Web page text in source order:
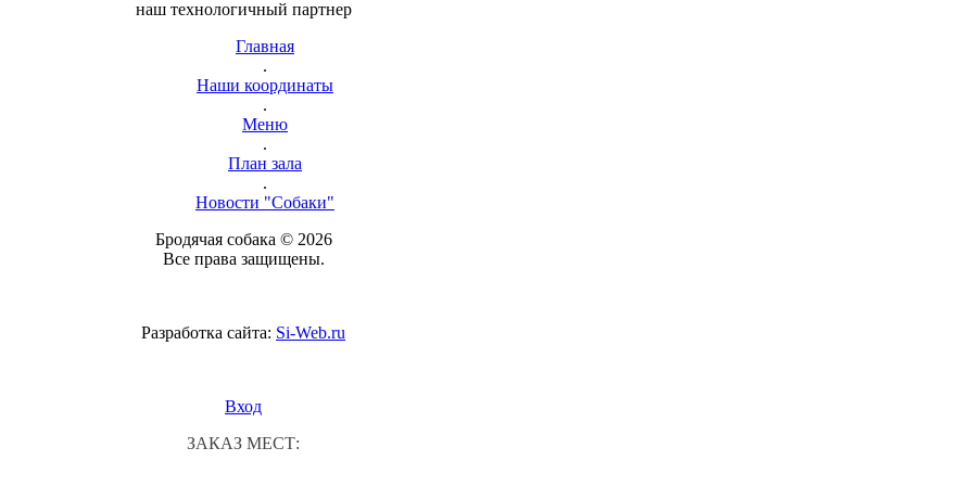
наш технологичный партнер
Главная
.
Наши координаты
.
Меню
.
План зала
.
Новости "Собаки"
Бродячая собака © 2026
Все права защищены.
Разработка сайта: Si-Web.ru
Вход
ЗАКАЗ МЕСТ: